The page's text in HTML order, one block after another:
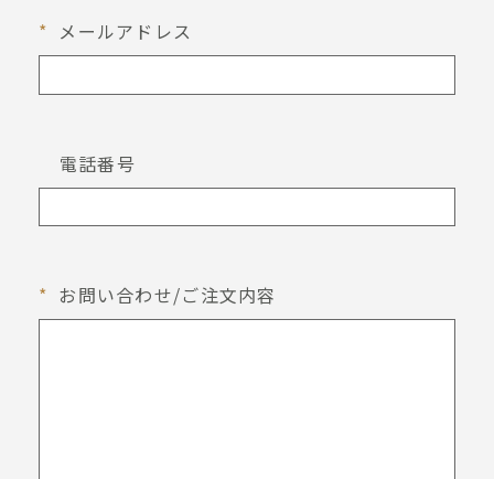
* メールアドレス
電話番号
* お問い合わせ/ご注文内容